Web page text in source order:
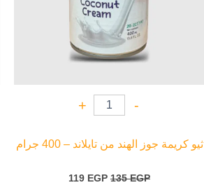
-
+
ثيو كريمة جوز الهند من تايلاند – 400 جرام
135EGP
119 EGP